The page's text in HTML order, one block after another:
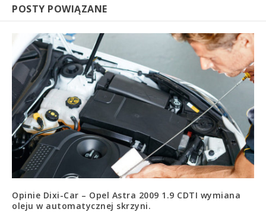
POSTY POWIĄZANE
Opinie Dixi-Car – Opel Astra 2009 1.9 CDTI wymiana
oleju w automatycznej skrzyni.